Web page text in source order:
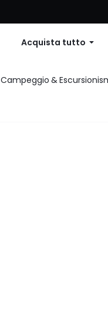
Acquista tutto
Campeggio &